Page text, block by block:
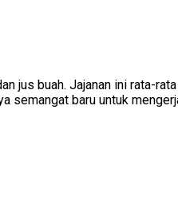
jus buah. Jajanan ini rata-
semangat baru untuk